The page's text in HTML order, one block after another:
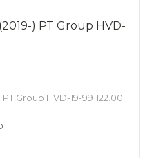
) PT Group HVD-
Group HVD-19-991122.00